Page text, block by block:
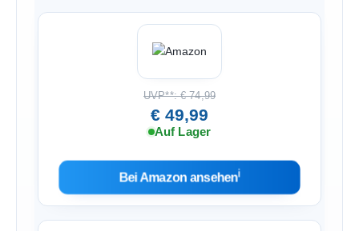
UVP**: € 74,99
€ 49,99
Auf Lager
Bei Amazon ansehenℹ︎